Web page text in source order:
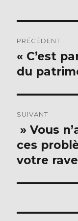
b
o
o
k
r
de
l’article
PRÉCÉDENT
Publication
précédente :
« C’est
du
SUIVANT
Publication
suivante :
» Vous
ces
votre